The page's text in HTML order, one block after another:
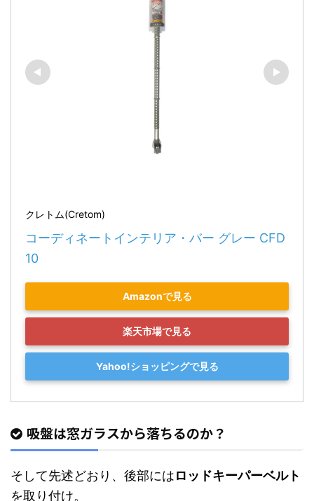
クレトム(Cretom)
コーディネートインテリア・バー グレー CFD
10
Amazonで見る
楽天市場で見る
Yahoo!ショッピングで見る
吸盤は窓ガラスから落ちるのか？
そして先述どおり、後部にはロッドキーパーベルト
を取り付け。